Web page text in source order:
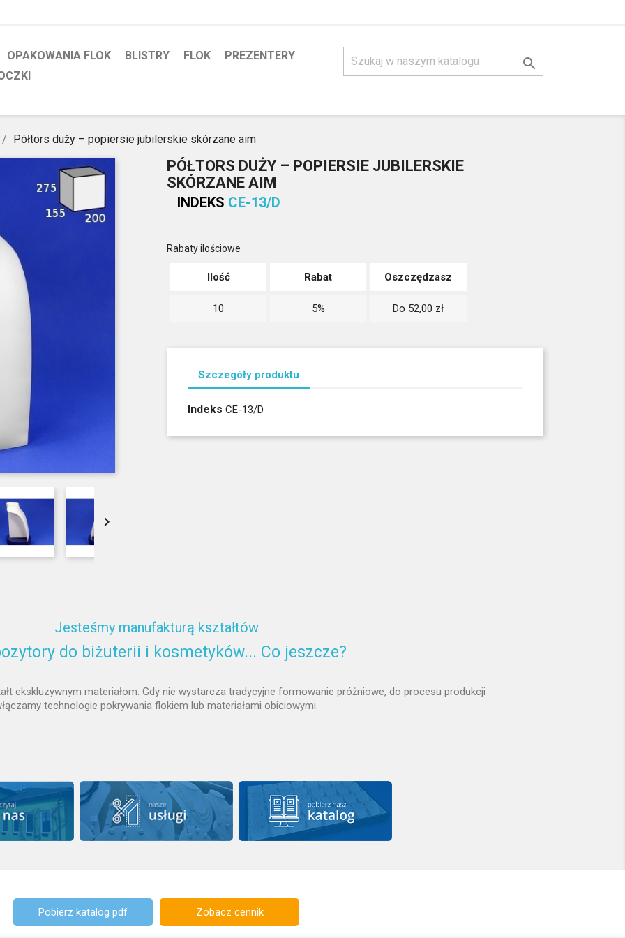
OPAKOWANIA FLOK BLISTRY FLOK
PREZENTERY

Półtors duży – popiersie jubilerskie skórzane aim

PÓŁTORS DUŻY – POPIERSIE JUBILERSKIE
SKÓRZANE AIM
INDEKS CE-13/D
Rabaty ilościowe
Ilość Rabat Oszczędzasz
10 5% Do 52,00 zł
Szczegóły produktu
Indeks CE-13/D
Jesteśmy manufakturą kształtów
do biżuterii i kosmetyków... Co jeszcze?
ekskluzywnym materiałom. Gdy nie wystarcza tradycyjne formowanie próżniowe, do procesu produkcji
technologie pokrywania flokiem lub materiałami obiciowymi.
Pobierz katalog pdf Zobacz cennik